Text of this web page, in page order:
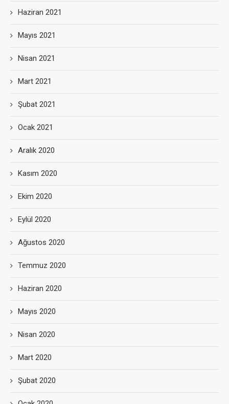
Haziran 2021
Mayıs 2021
Nisan 2021
Mart 2021
Şubat 2021
Ocak 2021
Aralık 2020
Kasım 2020
Ekim 2020
Eylül 2020
Ağustos 2020
Temmuz 2020
Haziran 2020
Mayıs 2020
Nisan 2020
Mart 2020
Şubat 2020